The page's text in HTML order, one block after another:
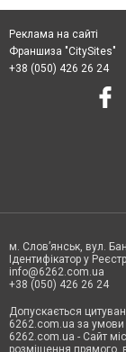
Реклама на сайті
Франшиза "CitySites"
+38 (050) 426 26 24
м. Слов’янськ, вул.
Ідентифікатор у
info@6262.com.ua
+38 (050) 426 26 24
Допускається
6262.com.ua за умови
6262.com.ua - Сайт
розміщення прямого,